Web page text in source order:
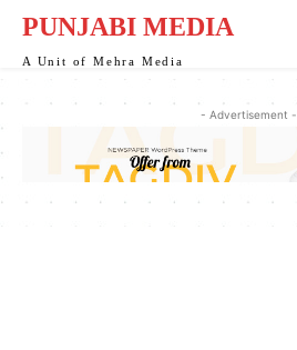
PUNJABI MEDIA
A Unit of Mehra Media
- Advertisement -